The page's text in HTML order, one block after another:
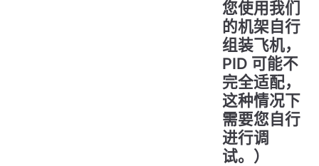
您使用我们
的机架自行
组装飞机，
PID 可能不
完全适配，
这种情况下
需要您自行
进行调
试。）